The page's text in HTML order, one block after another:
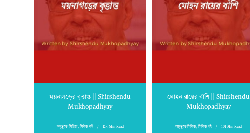
ময়নাগড়ের বৃত্তান্ত || Shirshendu
Mukhopadhyay
অদ্ভুতুড়ে সিরিজ, সিরিজ বই 123 Min Read
মোহন রায়ের বাঁশি || Shirshendu
Mukhopadhyay
অদ্ভুতুড়ে সিরিজ,সিরিজ বই 101 Min Read